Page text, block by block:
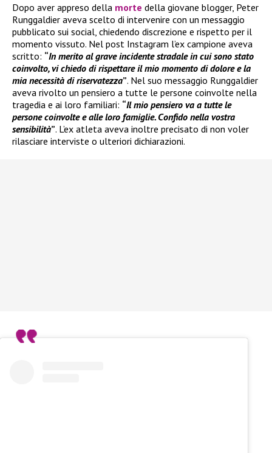
Dopo aver appreso della morte della giovane blogger, Peter
Runggaldier aveva scelto di intervenire con un messaggio
pubblicato sui social, chiedendo discrezione e rispetto per il
momento vissuto. Nel post Instagram l’ex campione aveva
scritto: “In merito al grave incidente stradale in cui sono stato
coinvolto, vi chiedo di rispettare il mio momento di dolore e la
mia necessità di riservatezza”. Nel suo messaggio Runggaldier
aveva rivolto un pensiero a tutte le persone coinvolte nella
tragedia e ai loro familiari: “Il mio pensiero va a tutte le
persone coinvolte e alle loro famiglie. Confido nella vostra
sensibilità”. L’ex atleta aveva inoltre precisato di non voler
rilasciare interviste o ulteriori dichiarazioni.